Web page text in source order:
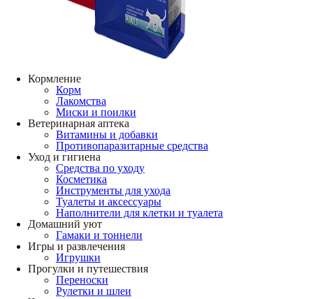
Кормление
Корм
Лакомства
Миски и поилки
Ветеринарная аптека
Витамины и добавки
Противопаразитарные средства
Уход и гигиена
Средства по уходу
Косметика
Инструменты для ухода
Туалеты и аксессуары
Наполнители для клетки и туалета
Домашний уют
Гамаки и тоннели
Игры и развлечения
Игрушки
Прогулки и путешествия
Переноски
Рулетки и шлеи